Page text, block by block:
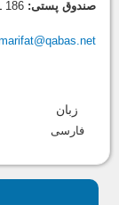
صندوق پستی:
زبان
فارسی